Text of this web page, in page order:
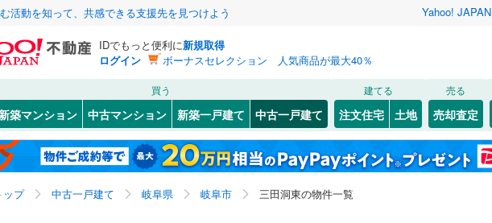
活動を知って、共感できる支援先を見つけよう Yahoo! JAPAN
IDでもっと便利に新規取得
ログイン
ボーナスセレクション 人気商品が最大40％
買う
築マンション 中古マンション 新築一戸建て 中古一戸建て
建てる
注文住宅 土地
売る
売却査定
ップ 中古一戸建て 岐阜県 岐阜市 三田洞東の物件一覧
北海道
青森 岩手 宮城 秋田 山形
東京 神奈川 埼玉 千葉
岐阜市(53) 大垣市(48)
多治見市(43) 関市(11)
美濃市
2) 瑞浪市(
青柳町(1) 茜部大川(1)
芥見野畑(1) 芥見南山(1)
粟野西
2) 粟野東(
東海道本線(1) 中央本線（JR東海）( 0)
太多線(0) 東海道新幹線(0)
その他 長良川鉄道(0) 名鉄名古屋本線(0)
り条件 リフォーム、リノベーション
リノベーション・リフォーム
（0）
築古・築30年以上（1）
設備
検索条件を保存しました
この検索条件の新着物件通知は、 マイページから設定できます。
岐阜県、岐阜市、三田洞東